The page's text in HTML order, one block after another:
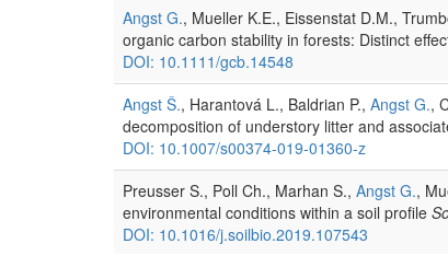
Angst G., Mueller K.E., Eissenstat D.M.,
organic carbon stability in forests: Distinct
DOI: 10.1111/gcb.14548
Angst Š., Harantová L., Baldrian P., Angst G.,
decomposition of understory litter and
DOI: 10.1007/s00374-019-01360-z
Preusser S., Poll Ch., Marhan S., Angst G.,
environmental conditions within a soil profile
DOI: 10.1016/j.soilbio.2019.107543